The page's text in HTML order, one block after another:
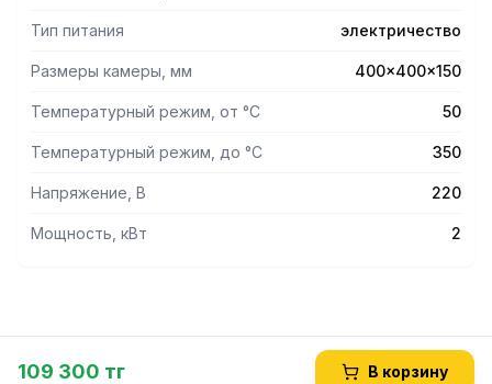
Тип питания электричество
Размеры камеры, мм 400x400x150
Температурный режим, от °С 50
Температурный режим, до °С 350
Напряжение, В 220
Мощность, кВт 2
109 300 тг В корзину